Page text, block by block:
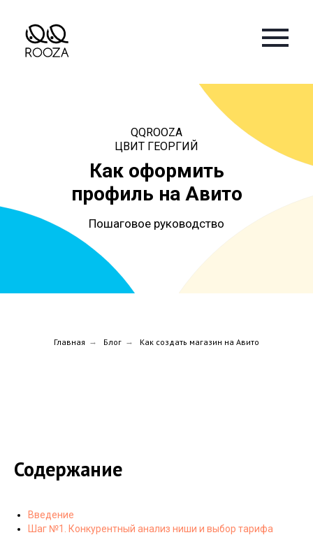
Как оформить
профиль на Авито
QQROOZA
ЦВИТ ГЕОРГИЙ
Пошаговое руководство
Главная → Блог → Как создать магазин на Авито
Содержание
Введение
Шаг №1. Конкурентный анализ ниши и выбор тарифа